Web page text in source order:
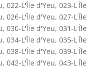
, 022-L'Île d'Yeu, 023-L'Île
, 026-L'Île d'Yeu, 027-L'Île
, 030-L'Île d'Yeu, 031-L'Île
, 034-L'Île d'Yeu, 035-L'Île
, 038-L'Île d'Yeu, 039-L'Île
, 042-L'Île d'Yeu, 043-L'Île